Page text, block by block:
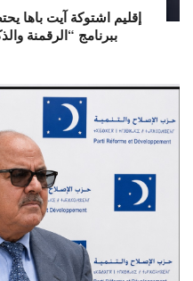
إقليم اشتوكة آيت باها
ببرنامج “الرقمنة